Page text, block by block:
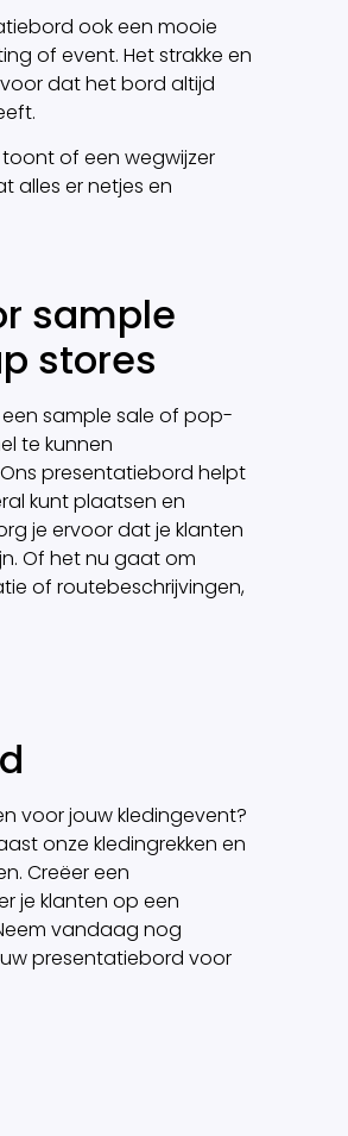
ook een mooie
of event. Het strakke en
dat het bord altijd
of een wegwijzer
alles er netjes en
sample
stores
een sample sale of pop-
te kunnen
presentatiebord helpt
kunt plaatsen en
je ervoor dat je klanten
Of het nu gaat om
of routebeschrijvingen,
voor jouw kledingevent?
onze kledingrekken en
Creëer een
je klanten op een
vandaag nog
presentatiebord voor